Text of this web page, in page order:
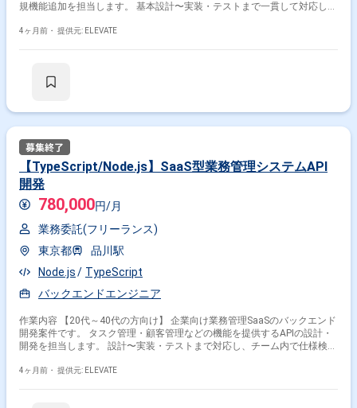
規機能追加を担当します。 基本設計〜実装・テストまで一貫して対応し、
PM1名、バックエンド5名、フロント3名の構成で、他チームと連携しなが
4ヶ月前・ 提供元: ELEVATE
【TypeScript/Node.js】SaaS型業務管理システムAPI
開発
780,000円/月
業務委託(フリーランス)
東京都
品川駅
Node.js
TypeScript
バックエンドエンジニア
作業内容 【20代～40代の方向け】 企業向け業務管理SaaSのバックエンド
開発案件です。 タスク管理・顧客管理などの機能を提供するAPIの設計・
開発を担当します。 設計〜実装・テストまで対応し、チーム内で仕様検討
発 ・業務ロジックの設計・実装 ・DB設計・最適化 ・既存機能の改善・リ
4ヶ月前・ 提供元: ELEVATE